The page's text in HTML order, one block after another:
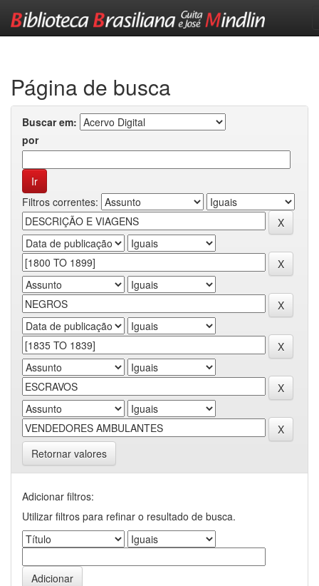
Página de busca
Buscar em:
por
Filtros correntes:
Retornar valores
Adicionar filtros:
Utilizar filtros para refinar o resultado de busca.